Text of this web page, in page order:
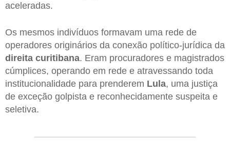
aceleradas.
Os mesmos indivíduos formavam uma rede de
operadores originários da conexão político-jurídica da
direita curitibana. Eram procuradores e magistrados
cúmplices, operando em rede e atravessando toda
institucionalidade para prenderem Lula, uma justiça
de exceção golpista e reconhecidamente suspeita e
seletiva.